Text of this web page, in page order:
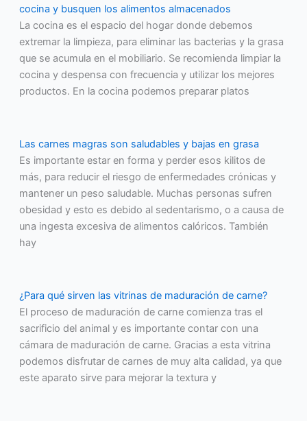
cocina y busquen los alimentos almacenados
La cocina es el espacio del hogar donde debemos
extremar la limpieza, para eliminar las bacterias y la grasa
que se acumula en el mobiliario. Se recomienda limpiar la
cocina y despensa con frecuencia y utilizar los mejores
productos. En la cocina podemos preparar platos
Las carnes magras son saludables y bajas en grasa
Es importante estar en forma y perder esos kilitos de
más, para reducir el riesgo de enfermedades crónicas y
mantener un peso saludable. Muchas personas sufren
obesidad y esto es debido al sedentarismo, o a causa de
una ingesta excesiva de alimentos calóricos. También
hay
¿Para qué sirven las vitrinas de maduración de carne?
El proceso de maduración de carne comienza tras el
sacrificio del animal y es importante contar con una
cámara de maduración de carne. Gracias a esta vitrina
podemos disfrutar de carnes de muy alta calidad, ya que
este aparato sirve para mejorar la textura y